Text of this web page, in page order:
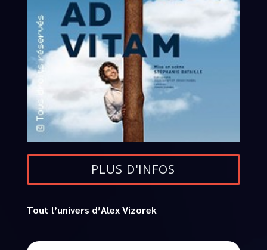
PLUS D'INFOS
Tout l’univers d’Alex Vizorek